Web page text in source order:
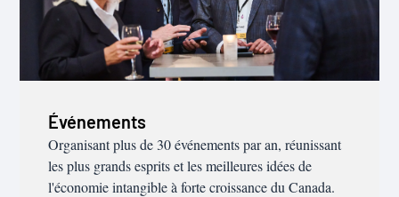
Événements
Organisant plus de 30 événements par an, réunissant
les plus grands esprits et les meilleures idées de
l'économie intangible à forte croissance du Canada.